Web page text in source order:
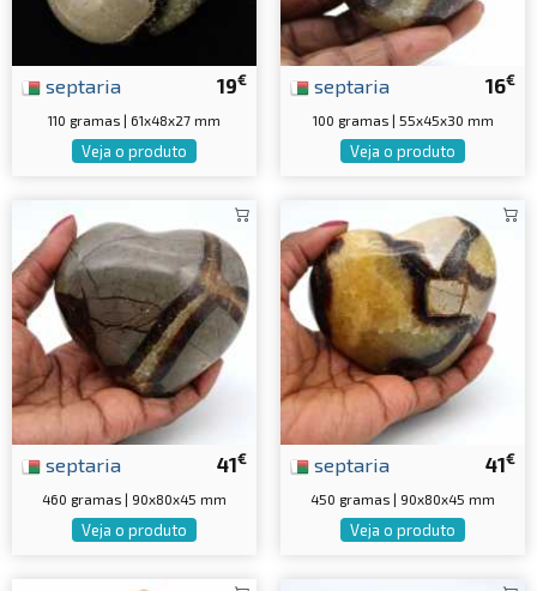
19€
septaria
110 gramas | 61x48x27 mm
Veja o produto
16€
septaria
100 gramas | 55x45x30 mm
Veja o produto
41€
septaria
460 gramas | 90x80x45 mm
Veja o produto
41€
septaria
450 gramas | 90x80x45 mm
Veja o produto